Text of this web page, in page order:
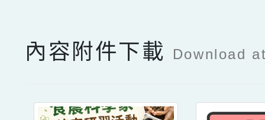
內容附件下載 Download